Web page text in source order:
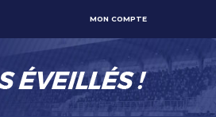
MON COMPTE